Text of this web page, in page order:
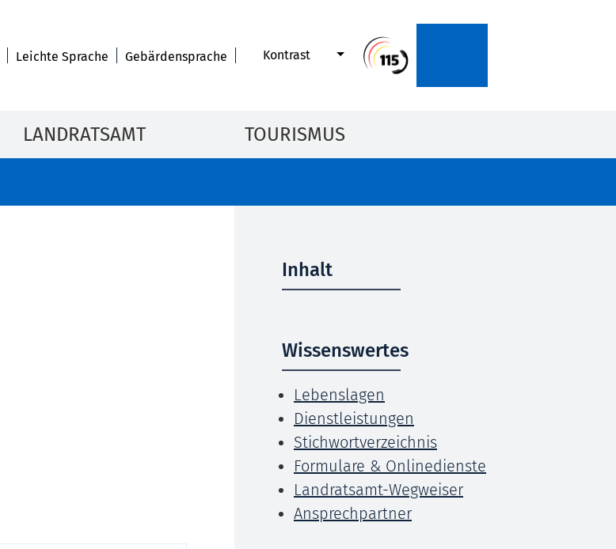
Leichte Sprache Gebärdensprache Kontrast
LANDRATSAMT TOURISMUS
Inhalt
Wissenswertes
Lebenslagen
Dienstleistungen
Stichwortverzeichnis
Formulare & Onlinedienste
Landratsamt-Wegweiser
Ansprechpartner